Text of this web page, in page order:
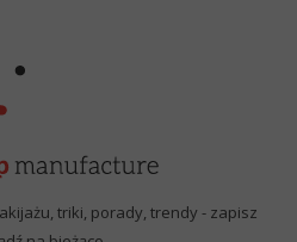
triki, porady, trendy - zapisz